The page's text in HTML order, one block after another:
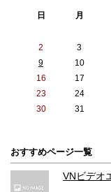
日 月
2
3
9
10
16
17
23
24
30
31
おすすめページ一覧
VNビデオ